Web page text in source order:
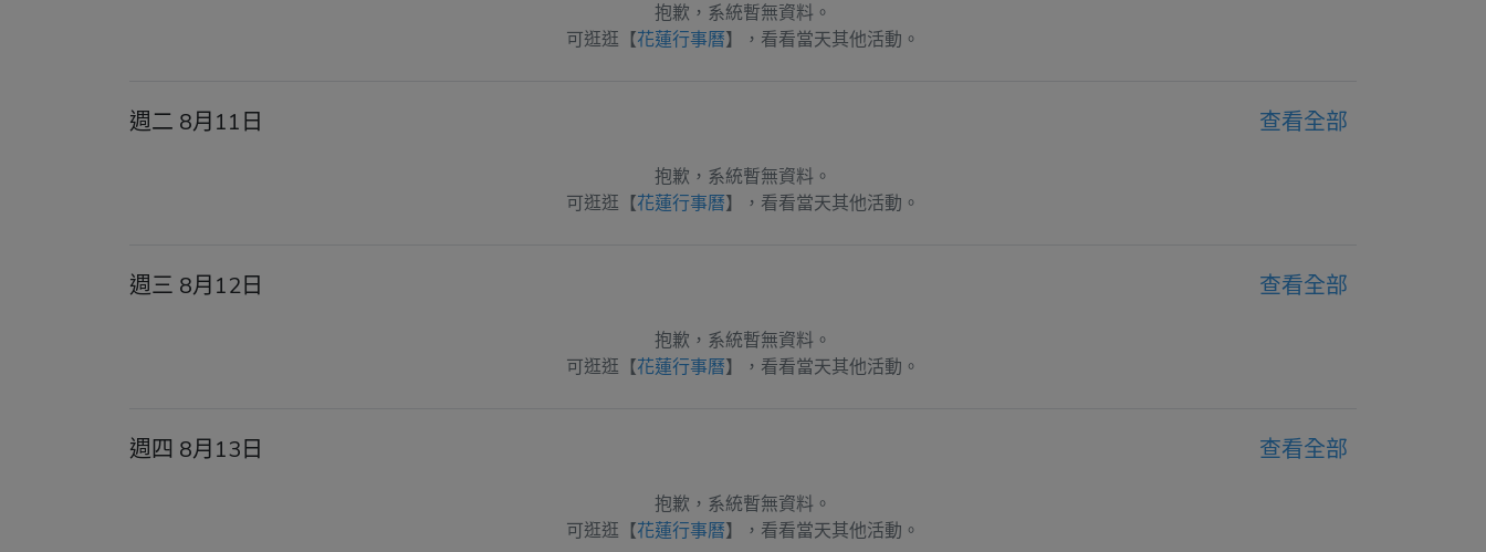
抱歉，系統暫無資料。
可逛逛【花蓮行事曆】，看看當天其他活動。
週二 8月11日 查看全部
抱歉，系統暫無資料。
可逛逛【花蓮行事曆】，看看當天其他活動。
週三 8月12日 查看全部
抱歉，系統暫無資料。
可逛逛【花蓮行事曆】，看看當天其他活動。
週四 8月13日 查看全部
抱歉，系統暫無資料。
可逛逛【花蓮行事曆】，看看當天其他活動。